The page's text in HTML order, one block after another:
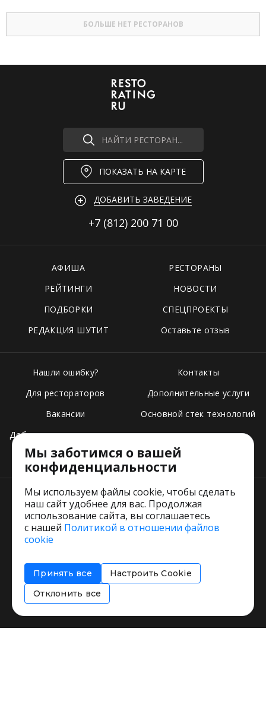
БОЛЬШЕ НЕТ РЕСТОРАНОВ
НАЙТИ РЕСТОРАН...
ПОКАЗАТЬ НА КАРТЕ
ДОБАВИТЬ ЗАВЕДЕНИЕ
+7 (812) 200 71 00
АФИША
РЕСТОРАНЫ
РЕЙТИНГИ
НОВОСТИ
ПОДБОРКИ
СПЕЦПРОЕКТЫ
РЕДАКЦИЯ ШУТИТ
Оставьте отзыв
Нашли ошибку?
Для рестораторов
Вакансии
Добавить свое заведение
Тарифы
Контакты
Дополнительные услуги
Основной стек технологий
Пользовательское соглашение
Соглашение об информировании
Политика использования cookies
Мы заботимся о вашей
конфиденциальности
Мы используем файлы cookie, чтобы сделать
наш сайт удобнее для вас. Продолжая
использование сайта, вы соглашаетесь
с нашей Политикой в отношении файлов
cookie
Принять все
Настроить Cookie
Отклонить все